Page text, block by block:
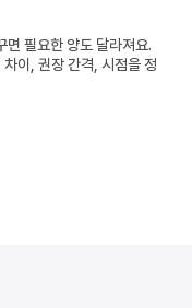
면 필요한 양도 달라져요.
이, 권장 간격, 시점을 정